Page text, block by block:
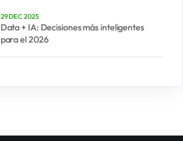
29 DEC 2025
Data + IA: Decisiones más inteligentes
para el 2026